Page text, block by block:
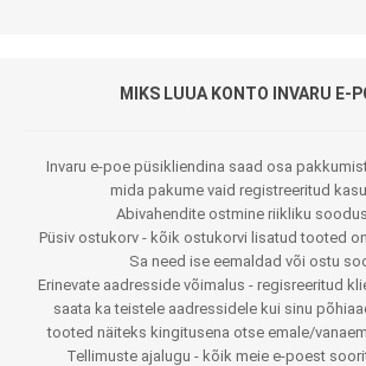
MIKS LUUA KONTO INVARU E-
Invaru e-poe püsikliendina saad osa
mida pakume vaid registreeritud
Abivahendite ostmine riikliku
Püsiv ostukorv - kõik ostukorvi lisatud tooted
Sa need ise eemaldad või ostu
Erinevate aadresside võimalus - regisreeritud
saata ka teistele aadressidele kui sinu
tooted näiteks kingitusena otse emale/
Tellimuste ajalugu - kõik meie e-poest